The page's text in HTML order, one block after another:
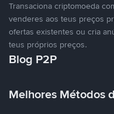
Transaciona criptomoeda
venderes aos teus preços
ofertas existentes ou cria
teus próprios preços.
Blog P2P
Melhores Métodos